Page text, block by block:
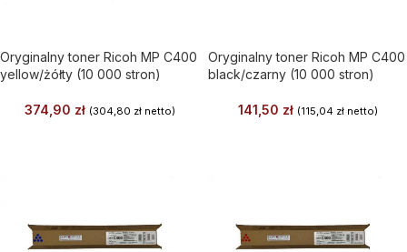
Oryginalny toner Ricoh MP C400
yellow/żółty (10 000 stron)
374,90 zł (304,80 złnetto)
Oryginalny toner Ricoh MP C400
black/czarny (10 000 stron)
141,50 zł (115,04 złnetto)